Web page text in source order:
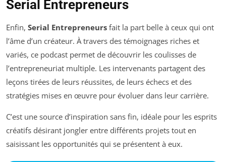
Serial Entrepreneurs
Enfin, Serial Entrepreneurs fait la part belle à ceux qui ont
l’âme d’un créateur. À travers des témoignages riches et
variés, ce podcast permet de découvrir les coulisses de
l’entrepreneuriat multiple. Les intervenants partagent des
leçons tirées de leurs réussites, de leurs échecs et des
stratégies mises en œuvre pour évoluer dans leur carrière.
C’est une source d’inspiration sans fin, idéale pour les esprits
créatifs désirant jongler entre différents projets tout en
saisissant les opportunités qui se présentent à eux.